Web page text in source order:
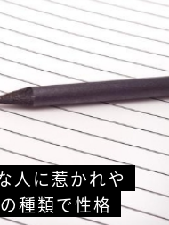
人に惹かれや
種類で性格